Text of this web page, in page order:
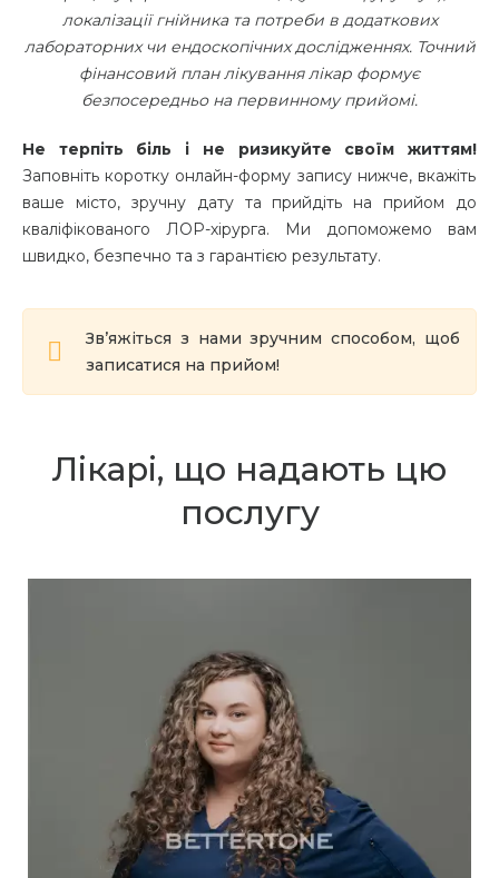
локалізації гнійника та потреби в додаткових
лабораторних чи ендоскопічних дослідженнях. Точний
фінансовий план лікування лікар формує
безпосередньо на первинному прийомі.
Не терпіть біль і не ризикуйте своїм життям!
Заповніть коротку онлайн-форму запису нижче, вкажіть
ваше місто, зручну дату та прийдіть на прийом до
кваліфікованого ЛОР-хірурга. Ми допоможемо вам
швидко, безпечно та з гарантією результату.
Зв’яжіться з нами зручним способом, щоб
записатися на прийом!
Лікарі, що надають цю
послугу